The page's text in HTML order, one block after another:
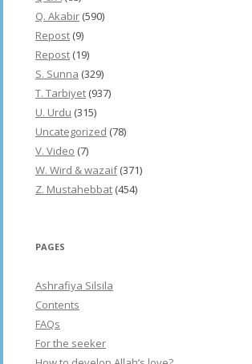
Q. Akabir (590)
Repost (9)
Repost (19)
S. Sunna (329)
T. Tarbiyet (937)
U. Urdu (315)
Uncategorized (78)
V. Video (7)
W. Wird & wazaif(371)
Z. Mustahebbat (454)
PAGES
Ashrafiya Silsila
Contents
FAQs
For the seeker